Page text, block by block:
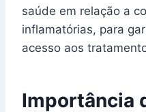
saúde em relação a
inflamatórias, para
acesso aos
Importância